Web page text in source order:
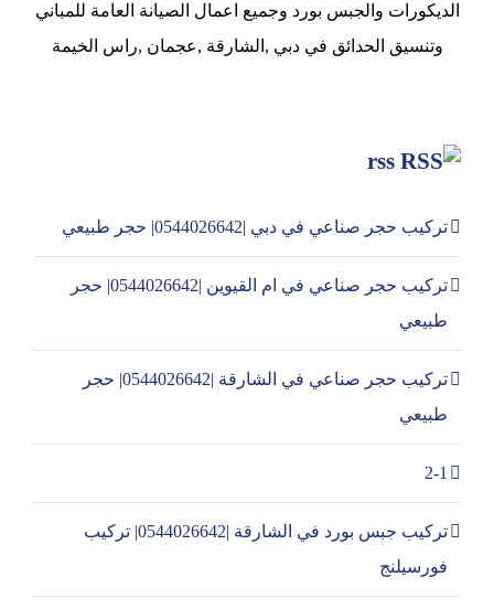
الديكورات والجبس بورد وجميع اعمال الصيانة العامة للمباني
وتنسيق الحدائق في دبي ,الشارقة ,عجمان ,راس الخيمة
rss
تركيب حجر صناعي في دبي |0544026642| حجر طبيعي
تركيب حجر صناعي في ام القيوين |0544026642| حجر
طبيعي
تركيب حجر صناعي في الشارقة |0544026642| حجر
طبيعي
2-1
تركيب جبس بورد في الشارقة |0544026642| تركيب
فورسيلنج